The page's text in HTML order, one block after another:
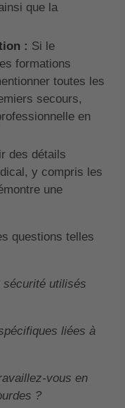
que la
: Si le
formations
toutes les
secours,
en
des détails
y compris les
une
questions telles
sécurité utilisés
liées à
vous en
?